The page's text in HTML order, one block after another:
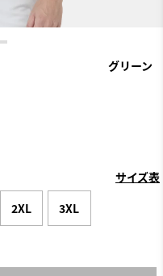
グリーン
サイズ表
2XL 3XL